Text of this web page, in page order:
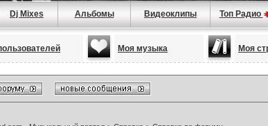
Dj Mixes Альбомы Видеоклипы Топ Радио
Моя музыка Моя